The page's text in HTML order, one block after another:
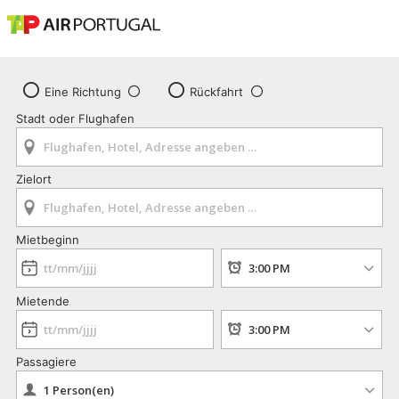
Eine Richtung
Rückfahrt
Stadt oder Flughafen
Zielort
Mietbeginn
Mietende
Passagiere